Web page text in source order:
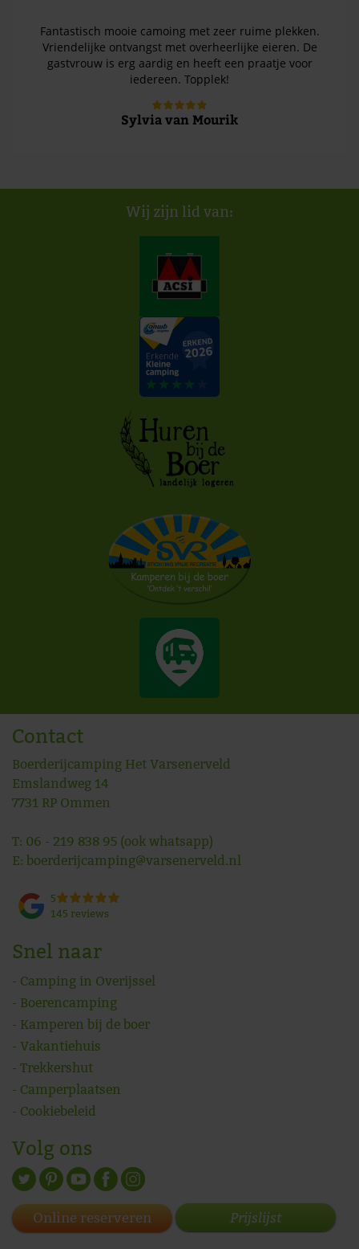
Fantastisch mooie camoing met zeer ruime plekken.
Vriendelijke ontvangst met overheerlijke eieren. De
gastvrouw is erg aardig en heeft een praatje voor
iedereen. Topplek!
Sylvia van Mourik
Wij zijn lid van:
Contact
Boerderijcamping Het Varsenerveld
Emslandweg 14
7731 RP Ommen
T: 06 - 219 838 95 (ook whatsapp)
E: boerderijcamping@varsenerveld.nl
5
145 reviews
Snel naar
Camping in Overijssel
Boerencamping
Kamperen bij de boer
Vakantiehuis
Trekkershut
Camperplaatsen
Cookiebeleid
Volg ons
Online reserveren Prijslijst